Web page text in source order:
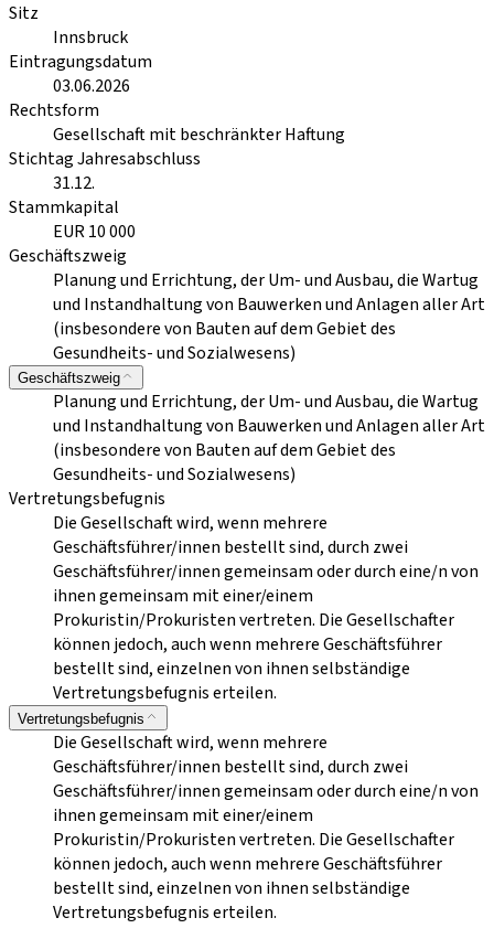
Sitz
Innsbruck
Eintragungsdatum
03.06.2026
Rechtsform
Gesellschaft mit beschränkter Haftung
Stichtag Jahresabschluss
31.12.
Stammkapital
EUR 10 000
Geschäftszweig
Planung und Errichtung, der Um- und Ausbau, die Wartug
und Instandhaltung von Bauwerken und Anlagen aller Art
(insbesondere von Bauten auf dem Gebiet des
Gesundheits- und Sozialwesens)
Geschäftszweig
Planung und Errichtung, der Um- und Ausbau, die Wartug
und Instandhaltung von Bauwerken und Anlagen aller Art
(insbesondere von Bauten auf dem Gebiet des
Gesundheits- und Sozialwesens)
Vertretungsbefugnis
Die Gesellschaft wird, wenn mehrere
Geschäftsführer/innen bestellt sind, durch zwei
Geschäftsführer/innen gemeinsam oder durch eine/n von
ihnen gemeinsam mit einer/einem
Prokuristin/Prokuristen vertreten. Die Gesellschafter
können jedoch, auch wenn mehrere Geschäftsführer
bestellt sind, einzelnen von ihnen selbständige
Vertretungsbefugnis erteilen.
Vertretungsbefugnis
Die Gesellschaft wird, wenn mehrere
Geschäftsführer/innen bestellt sind, durch zwei
Geschäftsführer/innen gemeinsam oder durch eine/n von
ihnen gemeinsam mit einer/einem
Prokuristin/Prokuristen vertreten. Die Gesellschafter
können jedoch, auch wenn mehrere Geschäftsführer
bestellt sind, einzelnen von ihnen selbständige
Vertretungsbefugnis erteilen.